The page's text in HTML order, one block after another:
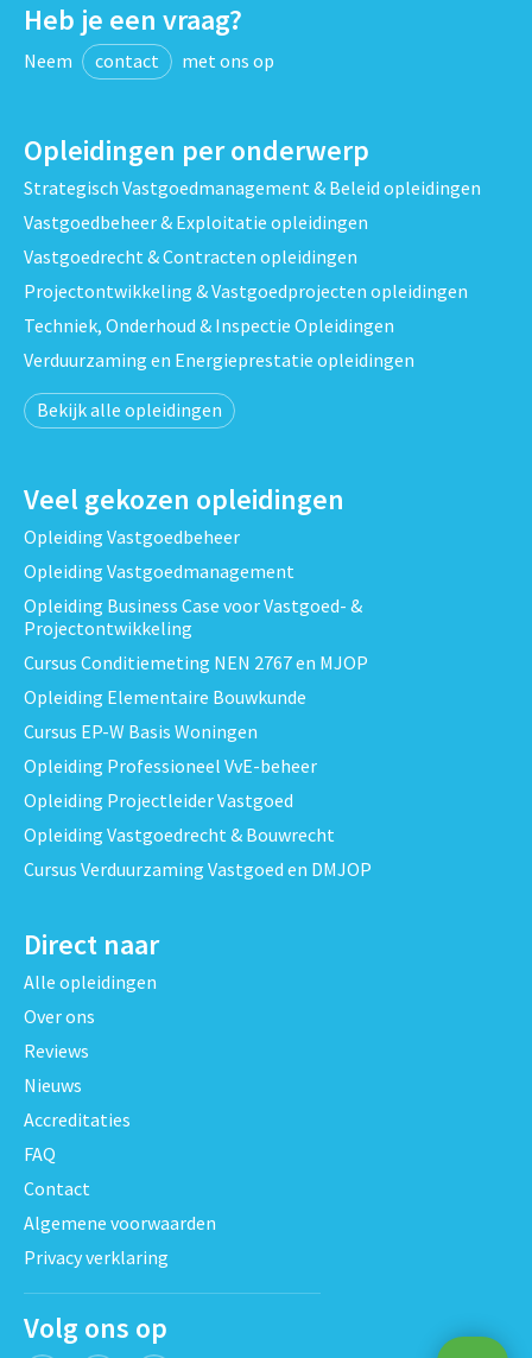
Heb je een vraag?
Neem contact met ons op
Opleidingen per onderwerp
Strategisch Vastgoedmanagement & Beleid opleidingen
Vastgoedbeheer & Exploitatie opleidingen
Vastgoedrecht & Contracten opleidingen
Projectontwikkeling & Vastgoedprojecten opleidingen
Techniek, Onderhoud & Inspectie Opleidingen
Verduurzaming en Energieprestatie opleidingen
Bekijk alle opleidingen
Veel gekozen opleidingen
Opleiding Vastgoedbeheer
Opleiding Vastgoedmanagement
Opleiding Business Case voor Vastgoed- &
Projectontwikkeling
Cursus Conditiemeting NEN 2767 en MJOP
Opleiding Elementaire Bouwkunde
Cursus EP-W Basis Woningen
Opleiding Professioneel VvE-beheer
Opleiding Projectleider Vastgoed
Opleiding Vastgoedrecht & Bouwrecht
Cursus Verduurzaming Vastgoed en DMJOP
Direct naar
Alle opleidingen
Over ons
Reviews
Nieuws
Accreditaties
FAQ
Contact
Algemene voorwaarden
Privacy verklaring
Volg ons op